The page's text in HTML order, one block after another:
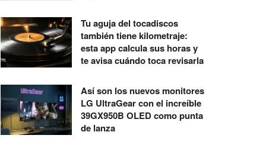
Tu aguja del tocadiscos
también tiene kilometraje:
esta app calcula sus horas y
te avisa cuándo toca revisarla
Así son los nuevos monitores
LG UltraGear con el increíble
39GX950B OLED como punta
de lanza